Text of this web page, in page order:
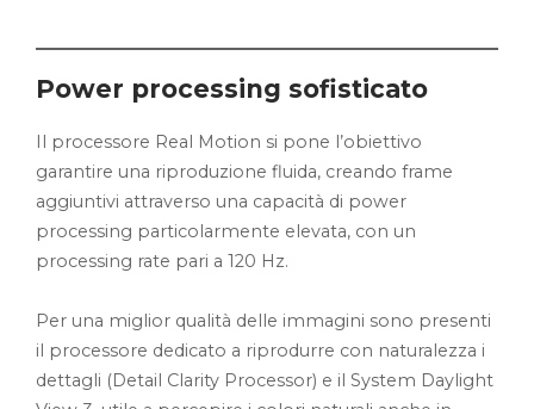
Power processing sofisticato
Il processore Real Motion si pone l’obiettivo
garantire una riproduzione fluida, creando frame
aggiuntivi attraverso una capacità di power
processing particolarmente elevata, con un
processing rate pari a 120 Hz.
Per una miglior qualità delle immagini sono presenti
il processore dedicato a riprodurre con naturalezza i
dettagli (Detail Clarity Processor) e il System Daylight